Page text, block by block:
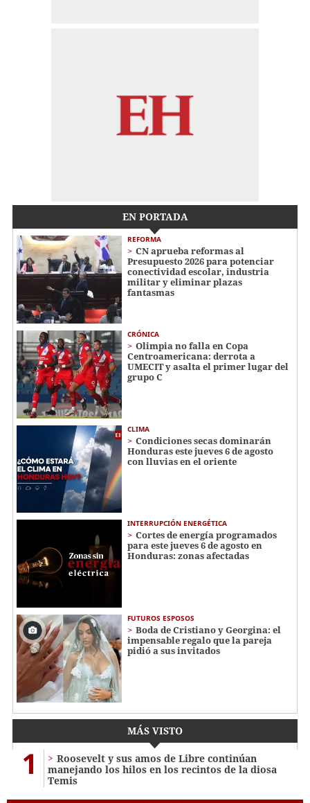
EN PORTADA
REFORMA
CN aprueba reformas al
Presupuesto 2026 para potenciar
conectividad escolar, industria
militar y eliminar plazas
fantasmas
CRÓNICA
Olimpia no falla en Copa
Centroamericana: derrota a
UMECIT y asalta el primer lugar del
grupo C
CLIMA
Condiciones secas dominarán
Honduras este jueves 6 de agosto
con lluvias en el oriente
INTERRUPCIÓN ENERGÉTICA
Cortes de energía programados
para este jueves 6 de agosto en
Honduras: zonas afectadas
FUTUROS ESPOSOS
Boda de Cristiano y Georgina: el
impensable regalo que la pareja
pidió a sus invitados
MÁS VISTO
1
Roosevelt y sus amos de Libre continúan
manejando los hilos en los recintos de la diosa
Temis